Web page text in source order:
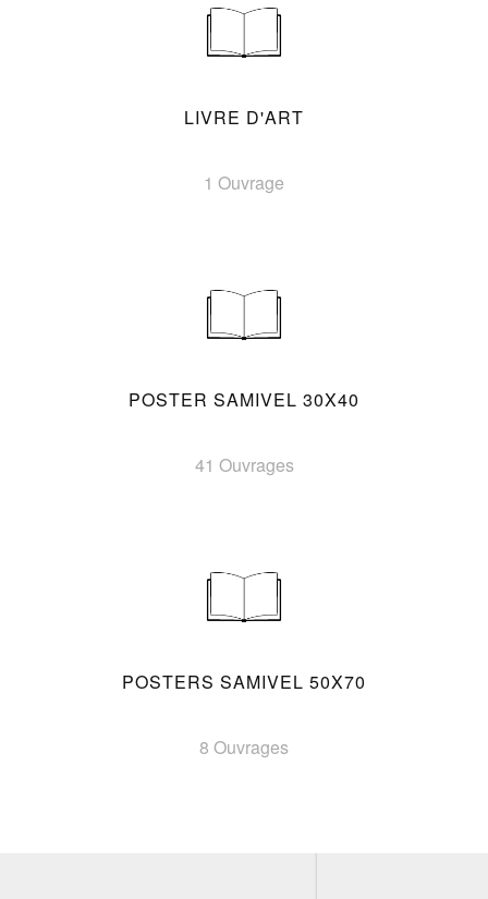
LIVRE D'ART
1 Ouvrage
POSTER SAMIVEL 30X40
41 Ouvrages
POSTERS SAMIVEL 50X70
8 Ouvrages